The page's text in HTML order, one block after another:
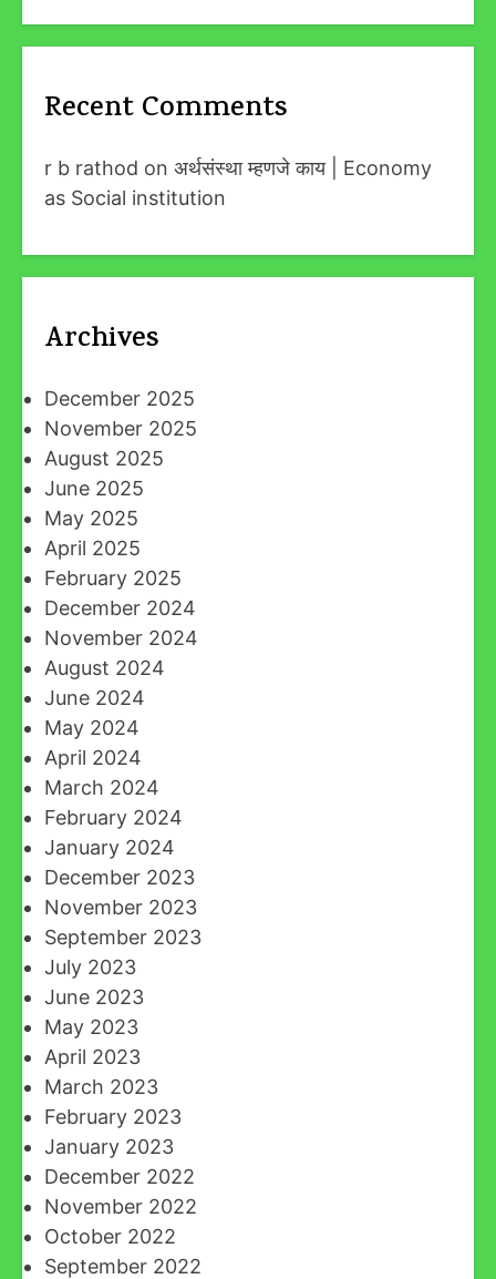
Recent Comments
r b rathod on अर्थसंस्था म्हणजे काय | Economy
as Social institution
Archives
December 2025
November 2025
August 2025
June 2025
May 2025
April 2025
February 2025
December 2024
November 2024
August 2024
June 2024
May 2024
April 2024
March 2024
February 2024
January 2024
December 2023
November 2023
September 2023
July 2023
June 2023
May 2023
April 2023
March 2023
February 2023
January 2023
December 2022
November 2022
October 2022
September 2022